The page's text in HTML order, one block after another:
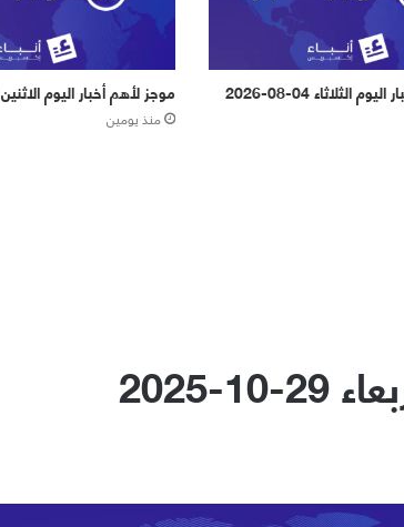
الثلاثاء 04-08-2026 موجز لأهم أخبار اليوم الاثنين 03-08-2026
منذ يومين